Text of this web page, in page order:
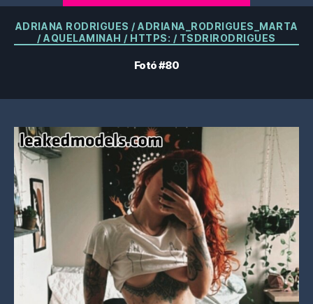
Kategóriák
ADRIANA RODRIGUES / ADRIANA_RODRIGUES_MARTA
/ AQUELAMINAH / HTTPS: / TSDRIRODRIGUES
Fotó #80